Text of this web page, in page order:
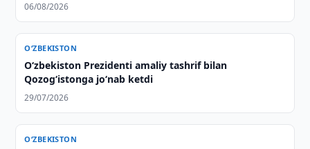
06/08/2026
O‘ZBEKISTON
Oʻzbekiston Prezidenti amaliy tashrif bilan
Qozogʻistonga joʻnab ketdi
29/07/2026
O‘ZBEKISTON